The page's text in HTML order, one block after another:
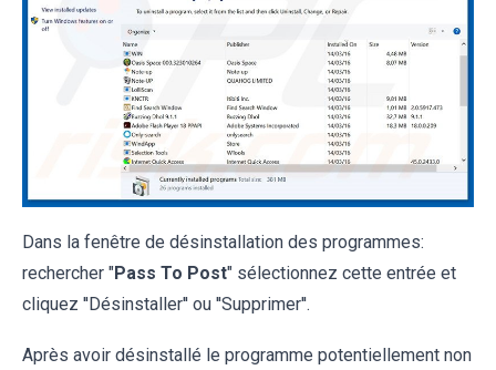
Dans la fenêtre de désinstallation des programmes:
rechercher "Pass To Post" sélectionnez cette entrée et
cliquez ''Désinstaller'' ou ''Supprimer''.
Après avoir désinstallé le programme potentiellement non